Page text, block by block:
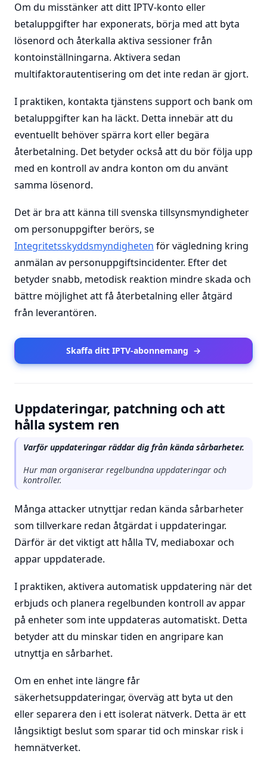
Om du misstänker att ditt IPTV-konto eller
betaluppgifter har exponerats, börja med att byta
lösenord och återkalla aktiva sessioner från
kontoinställningarna. Aktivera sedan
multifaktorautentisering om det inte redan är gjort.
I praktiken, kontakta tjänstens support och bank om
betaluppgifter kan ha läckt. Detta innebär att du
eventuellt behöver spärra kort eller begära
återbetalning. Det betyder också att du bör följa upp
med en kontroll av andra konton om du använt
samma lösenord.
Det är bra att känna till svenska tillsynsmyndigheter
om personuppgifter berörs, se
Integritetsskyddsmyndigheten för vägledning kring
anmälan av personuppgiftsincidenter. Efter det
betyder snabb, metodisk reaktion mindre skada och
bättre möjlighet att få återbetalning eller åtgärd
från leverantören.
Skaffa ditt IPTV-abonnemang →
Uppdateringar, patchning och att
hålla system ren
Varför uppdateringar räddar dig från kända sårbarheter.
Hur man organiserar regelbundna uppdateringar och
kontroller.
Många attacker utnyttjar redan kända sårbarheter
som tillverkare redan åtgärdat i uppdateringar.
Därför är det viktigt att hålla TV, mediaboxar och
appar uppdaterade.
I praktiken, aktivera automatisk uppdatering när det
erbjuds och planera regelbunden kontroll av appar
på enheter som inte uppdateras automatiskt. Detta
betyder att du minskar tiden en angripare kan
utnyttja en sårbarhet.
Om en enhet inte längre får
säkerhetsuppdateringar, överväg att byta ut den
eller separera den i ett isolerat nätverk. Detta är ett
långsiktigt beslut som sparar tid och minskar risk i
hemnätverket.